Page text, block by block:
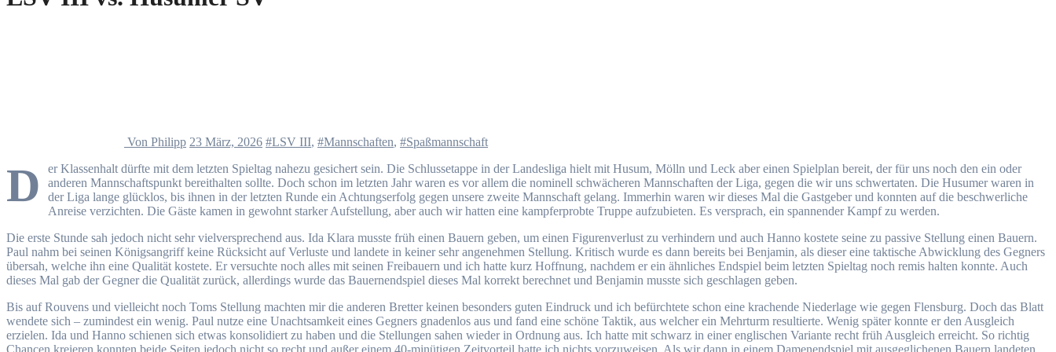
Von Philipp 23 März, 2026 #LSV III, #Mannschaften, #Spaßmannschaft
D
er Klassenhalt dürfte mit dem letzten Spieltag nahezu gesichert sein. Die Schlussetappe in der Landesliga hielt mit Husum, Mölln und Leck aber einen Spielplan bereit, der für uns noch den ein oder
anderen Mannschaftspunkt bereithalten sollte. Doch schon im letzten Jahr waren es vor allem die nominell schwächeren Mannschaften der Liga, gegen die wir uns schwertaten. Die Husumer waren in
der Liga lange glücklos, bis ihnen in der letzten Runde ein Achtungserfolg gegen unsere zweite Mannschaft gelang. Immerhin waren wir dieses Mal die Gastgeber und konnten auf die beschwerliche
Anreise verzichten. Die Gäste kamen in gewohnt starker Aufstellung, aber auch wir hatten eine kampferprobte Truppe aufzubieten. Es versprach, ein spannender Kampf zu werden.
Die erste Stunde sah jedoch nicht sehr vielversprechend aus. Ida Klara musste früh einen Bauern geben, um einen Figurenverlust zu verhindern und auch Hanno kostete seine zu passive Stellung einen Bauern.
Paul nahm bei seinen Königsangriff keine Rücksicht auf Verluste und landete in keiner sehr angenehmen Stellung. Kritisch wurde es dann bereits bei Benjamin, als dieser eine taktische Abwicklung des Gegners
übersah, welche ihn eine Qualität kostete. Er versuchte noch alles mit seinen Freibauern und ich hatte kurz Hoffnung, nachdem er ein ähnliches Endspiel beim letzten Spieltag noch remis halten konnte. Auch
dieses Mal gab der Gegner die Qualität zurück, allerdings wurde das Bauernendspiel dieses Mal korrekt berechnet und Benjamin musste sich geschlagen geben.
Bis auf Rouvens und vielleicht noch Toms Stellung machten mir die anderen Bretter keinen besonders guten Eindruck und ich befürchtete schon eine krachende Niederlage wie gegen Flensburg. Doch das Blatt
wendete sich – zumindest ein wenig. Paul nutze eine Unachtsamkeit eines Gegners gnadenlos aus und fand eine schöne Taktik, aus welcher ein Mehrturm resultierte. Wenig später konnte er den Ausgleich
erzielen. Ida und Hanno schienen sich etwas konsolidiert zu haben und die Stellungen sahen wieder in Ordnung aus. Ich hatte mit schwarz in einer englischen Variante recht früh Ausgleich erreicht. So richtig